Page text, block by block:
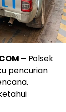
– Polsek
pencurian